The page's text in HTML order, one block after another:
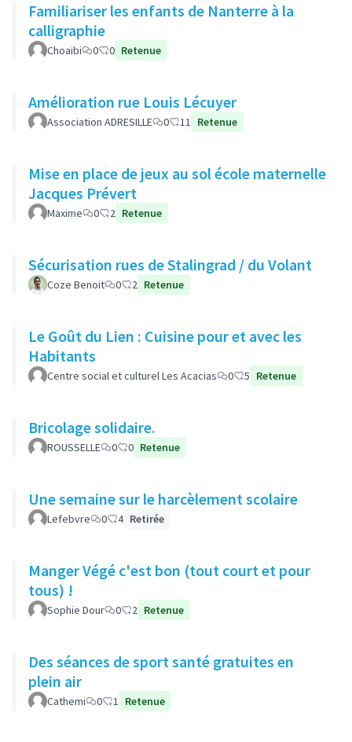
Familiariser les enfants de Nanterre à la
calligraphie
Choaibi 0 0 Retenue
Amélioration rue Louis Lécuyer
Association ADRESILLE 0 11 Retenue
Mise en place de jeux au sol école maternelle
Jacques Prévert
Maxime 0 2 Retenue
Sécurisation rues de Stalingrad / du Volant
Coze Benoit 0 2 Retenue
Le Goût du Lien : Cuisine pour et avec les
Habitants
Centre social et culturel Les Acacias 0 5 Retenue
Bricolage solidaire.
ROUSSELLE 0 0 Retenue
Une semaine sur le harcèlement scolaire
Lefebvre 0 4 Retirée
Manger Végé c'est bon (tout court et pour
tous) !
Sophie Dour 0 2 Retenue
Des séances de sport santé gratuites en
plein air
Cathemi 0 1 Retenue